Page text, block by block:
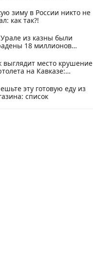
зиму в России никто не
как так?!
из казны были
18 миллионов
выглядит место крушение
на Кавказе:
эту готовую еду из
список